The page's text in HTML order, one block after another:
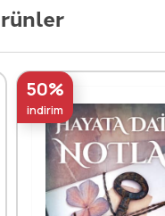
50%
indirim